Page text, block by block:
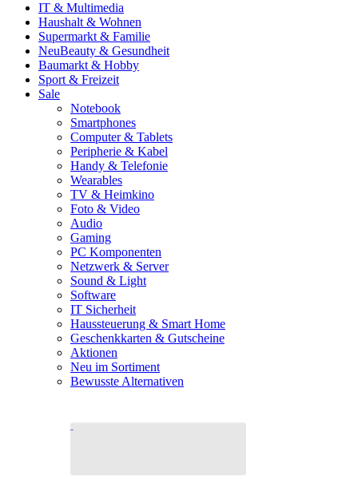
IT & Multimedia
Haushalt & Wohnen
Supermarkt & Familie
NeuBeauty & Gesundheit
Baumarkt & Hobby
Sport & Freizeit
Sale
Notebook
Smartphones
Computer & Tablets
Peripherie & Kabel
Handy & Telefonie
Wearables
TV & Heimkino
Foto & Video
Audio
Gaming
PC Komponenten
Netzwerk & Server
Sound & Light
Software
IT Sicherheit
Haussteuerung & Smart Home
Geschenkkarten & Gutscheine
Aktionen
Neu im Sortiment
Bewusste Alternativen